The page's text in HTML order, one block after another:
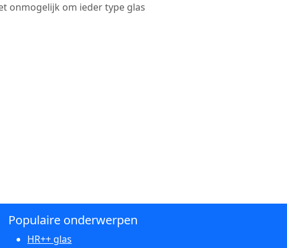
onmogelijk om ieder type glas
Populaire onderwerpen
HR++ glas